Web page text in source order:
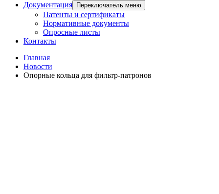
Документация
Переключатель меню
Патенты и сертификаты
Нормативные документы
Опросные листы
Контакты
Главная
Новости
Опорные кольца для фильтр-патронов